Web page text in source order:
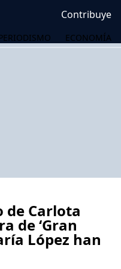
Contribuye
ECONOMÍA
de Carlota
de ‘Gran
López han